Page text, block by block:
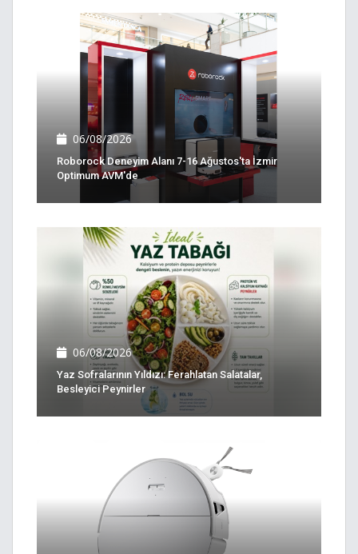
06/08/2026
Roborock Deneyim Alanı 7-16 Ağustos'ta İzmir
Optimum AVM'de
06/08/2026
Yaz Sofralarının Yıldızı: Ferahlatan Salatalar,
Besleyici Peynirler